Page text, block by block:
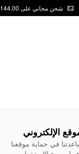
شحن مجاني على AED 144.00
الإلكتروني
في حماية موقعنا